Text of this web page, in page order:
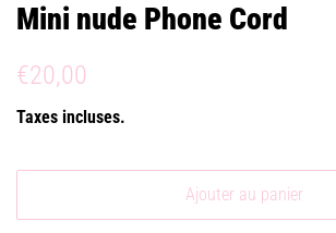
Mini nude Phone Cord
Prix
€20,00
Taxes incluses.
Ajouter au panier